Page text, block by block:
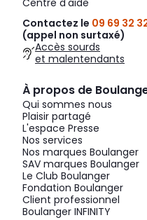
Centre d'aide
Contactez le 09 69 32
(appel non surtaxé)
Accès sourds
et malentendants
À propos de
Qui sommes nous
Plaisir partagé
L'espace Presse
Nos services
Nos marques Boulanger
SAV marques Boulanger
Le Club Boulanger
Fondation Boulanger
Client professionnel
Boulanger INFINITY